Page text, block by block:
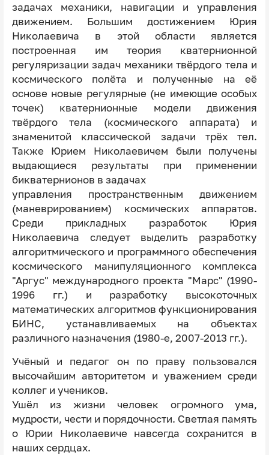
задачах механики, навигации и управления
движением. Большим достижением Юрия
Николаевича в этой области является
построенная им теория кватернионной
регуляризации задач механики твёрдого тела и
космического полёта и полученные на её
основе новые регулярные (не имеющие особых
точек) кватернионные модели движения
твёрдого тела (космического аппарата) и
знаменитой классической задачи трёх тел.
Также Юрием Николаевичем были получены
выдающиеся результаты при применении
бикватернионов в задачах
управления пространственным движением
(маневрированием) космических аппаратов.
Среди прикладных разработок Юрия
Николаевича следует выделить разработку
алгоритмического и программного обеспечения
космического манипуляционного комплекса
"Аргус" международного проекта "Марс" (1990-
1996 гг.) и разработку высокоточных
математических алгоритмов функционирования
БИНС, устанавливаемых на объектах
различного назначения (1980-е, 2007-2013 гг.).
Учёный и педагог он по праву пользовался
высочайшим авторитетом и уважением среди
коллег и учеников.
Ушёл из жизни человек огромного ума,
мудрости, чести и порядочности. Светлая память
о Юрии Николаевиче навсегда сохранится в
наших сердцах.